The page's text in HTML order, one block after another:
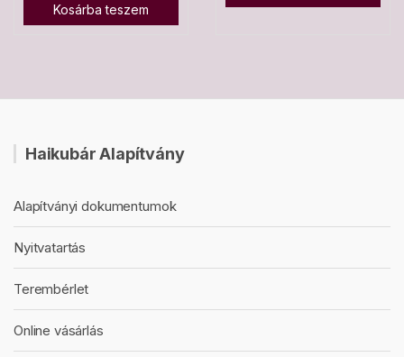
Kosárba teszem
Haikubár Alapítvány
Alapítványi dokumentumok
Nyitvatartás
Terembérlet
Online vásárlás